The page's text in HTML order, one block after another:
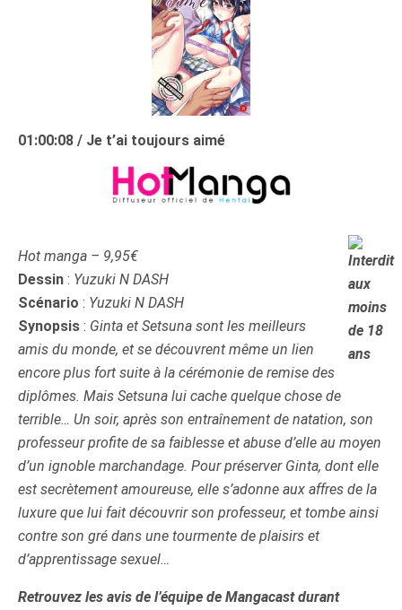
01:00:08 / Je t’ai toujours aimé
Hot manga – 9,95€
Dessin : Yuzuki N DASH
Scénario : Yuzuki N DASH
Synopsis : Ginta et Setsuna sont les meilleurs
amis du monde, et se découvrent même un lien
encore plus fort suite à la cérémonie de remise des
diplômes. Mais Setsuna lui cache quelque chose de
terrible… Un soir, après son entraînement de natation, son
professeur profite de sa faiblesse et abuse d’elle au moyen
d’un ignoble marchandage. Pour préserver Ginta, dont elle
est secrètement amoureuse, elle s’adonne aux affres de la
luxure que lui fait découvrir son professeur, et tombe ainsi
contre son gré dans une tourmente de plaisirs et
d’apprentissage sexuel…
Retrouvez les avis de l’équipe de Mangacast durant